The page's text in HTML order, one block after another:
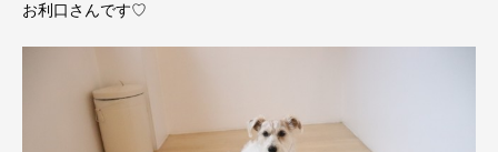
お利口さんです♡